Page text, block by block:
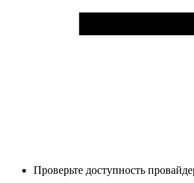
Проверьте доступность